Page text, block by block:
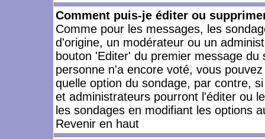
Comment puis-je éditer ou
Comme pour les messages, les
d'origine, un modérateur ou un
bouton 'Editer' du premier message
personne n'a encore voté, vous
quelle option du sondage, par contre,
et administrateurs pourront l'éditer ou
les sondages en modifiant les options
Revenir en haut